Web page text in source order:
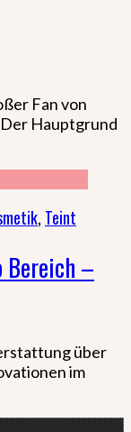
Fan von
Hauptgrund
, Teint
Bereich –
über
im